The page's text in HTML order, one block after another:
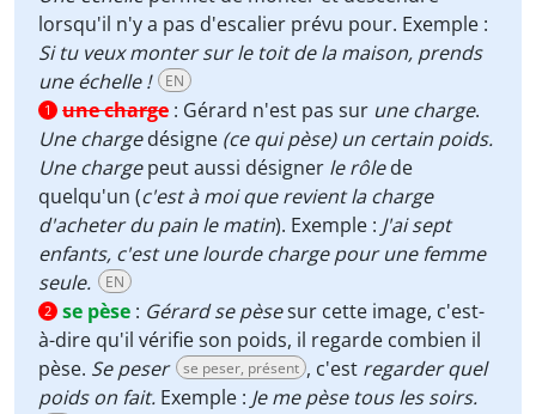
lorsqu'il n'y a pas d'escalier prévu pour. Exemple :
Si tu veux monter sur le toit de la maison, prends
une échelle !
EN
1 une charge : Gérard n'est pas sur une charge.
Une chargedésigne (ce qui pèse) un certain poids.
Une chargepeut aussi désigner le rôlede
quelqu'un (c'est à moi que revient la charge
d'acheter du pain le matin). Exemple : J'ai sept
enfants, c'est une lourde charge pour une femme
seule.
EN
2 se pèse : Gérard se pèsesur cette image, c'est-
à-dire qu'il vérifie son poids, il regarde combien il
pèse. Se peser se peser, présent , c'est regarder quel
poids on fait. Exemple : Je me pèse tous les soirs.